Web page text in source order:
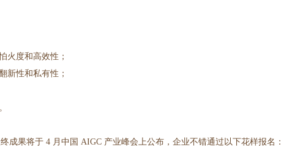
火度和高效性；
新性和私有性；
成果将于 4 月中国 AIGC 产业峰会上公布，企业不错通过以下花样报名：